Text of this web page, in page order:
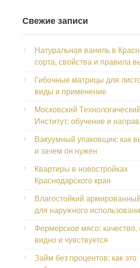
Свежие записи
Натуральная ваниль в
сорта, свойства и правила
Гибочные матрицы для
виды и применение
Московский Технологический
Институт: обучение и
Вакуумный упаковщик: как
и зачем он нужен
Квартиры в новостройках
Краснодарского края
Влагостойкий
для наружного
Фермерское мясо: качество,
видно и чувствуется
Займ без процентов: как это